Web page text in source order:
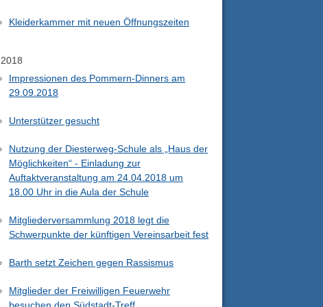
Kleiderkammer mit neuen Öffnungszeiten
2018
Impressionen des Pommern-Dinners am
29.09.2018
Unterstützer gesucht
Nutzung der Diesterweg-Schule als „Haus der
Möglichkeiten“ - Einladung zur
Auftaktveranstaltung am 24.04.2018 um
18.00 Uhr in die Aula der Schule
Mitgliederversammlung 2018 legt die
Schwerpunkte der künftigen Vereinsarbeit fest
Barth setzt Zeichen gegen Rassismus
Mitglieder der Freiwilligen Feuerwehr